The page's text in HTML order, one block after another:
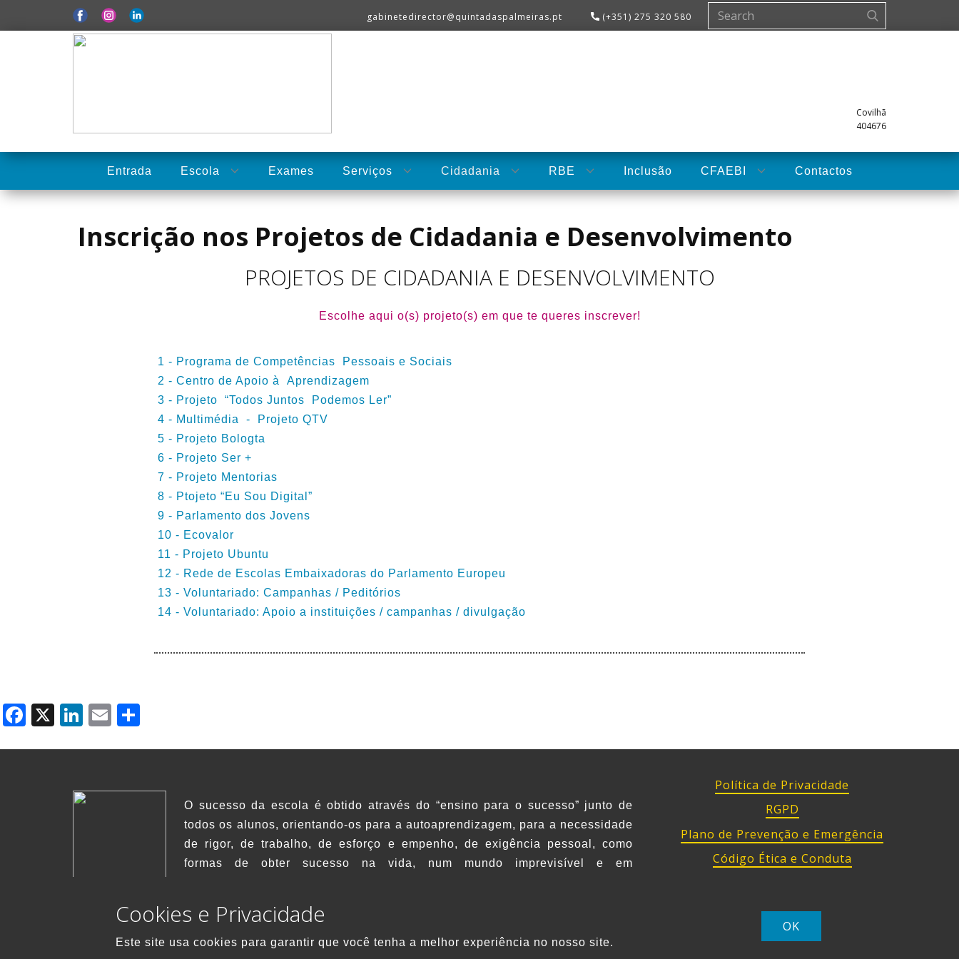
(+351) 275 320 580
​gabinetedirector@quintadaspalmeiras.pt
Covilhã
404676
Entrada Escola Exames Serviços Cidadania RBE Inclusão CFAEBI Contactos
Inscrição nos Projetos de Cidadania e Desenvolvimento
PROJETOS DE CIDADANIA E DESENVOLVIMENTO
Escolhe aqui o(s) projeto(s) em que te queres inscrever!
1 - Programa de Competências Pessoais e Sociais
2 - Centro de Apoio à Aprendizagem
3 - Projeto “Todos Juntos Podemos Ler”
4 - Multimédia - Projeto QTV
5 - Projeto Bologta
6 - Projeto Ser +
7 - Projeto Mentorias
8 - Ptojeto “Eu Sou Digital”
9 - Parlamento dos Jovens
10 - Ecovalor
11 - Projeto Ubuntu
12 - Rede de Escolas Embaixadoras do Parlamento Europeu
13 - Voluntariado: Campanhas / Peditórios
14 - Voluntariado: Apoio a instituições / campanhas / divulgação
Facebook
X LinkedIn
Email
Política de Privacidade
RGPD
Plano de Prevenção e Emergência
Código Ética e Conduta
O sucesso da escola é obtido através do “ensino para o sucesso” junto de
todos os alunos, orientando-os para a autoaprendizagem, para a necessidade
de rigor, de trabalho, de esforço e empenho, de exigência pessoal, como
formas de obter sucesso na vida, num mundo imprevisível e em
Copyright (c) Escola Secundária Quinta das Palmeiras 2026. Reservados todos os direitos.
Cookies e Privacidade
Este site usa cookies para garantir que você tenha a melhor experiência no nosso site.
OK